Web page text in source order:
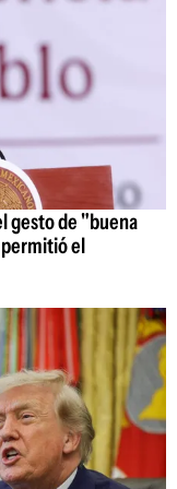
gesto de "buena
el